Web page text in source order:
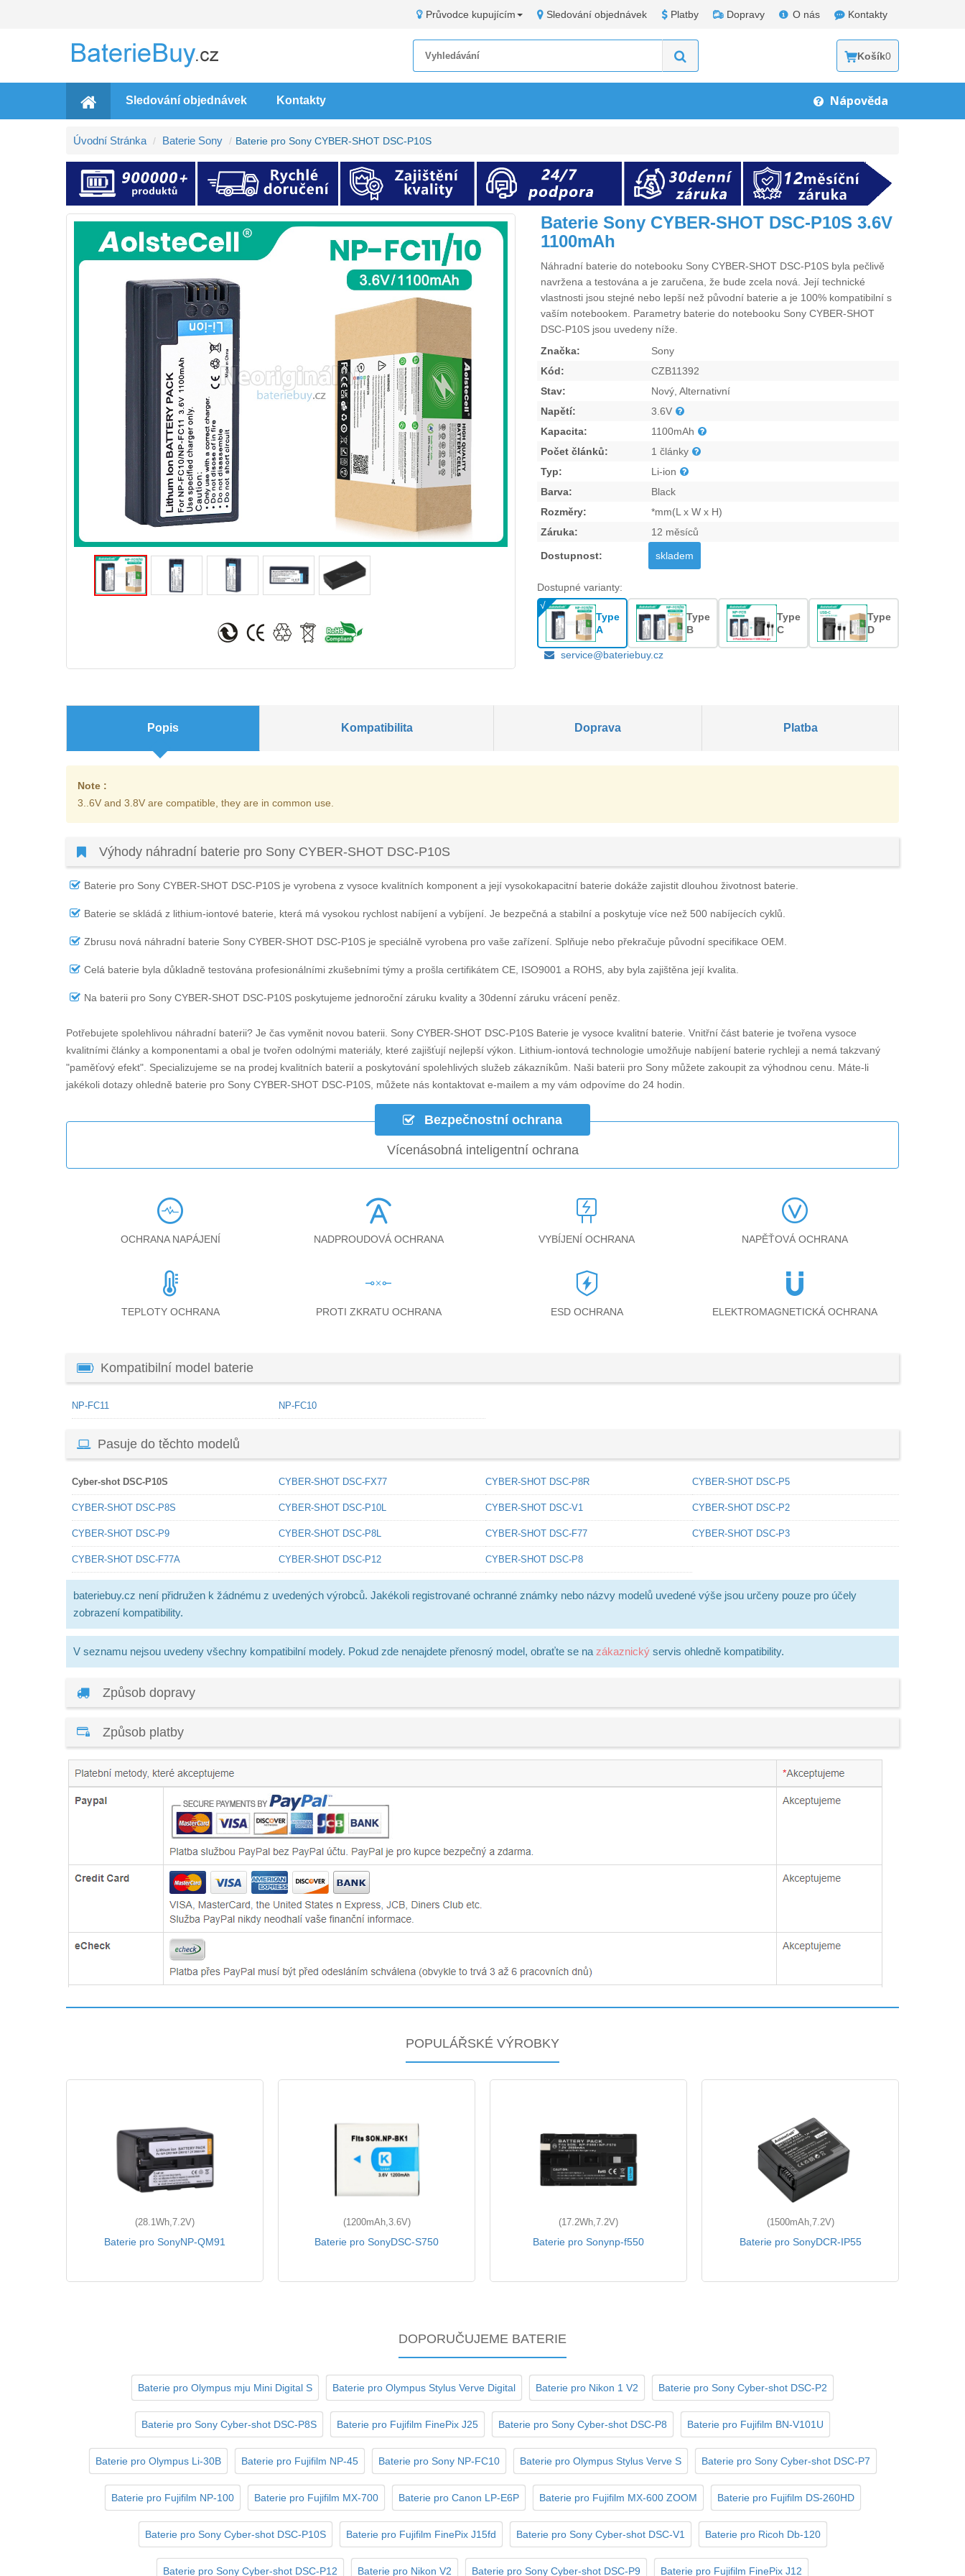
Průvodce kupujícím Sledování objednávek Platby Dopravy O nás Kontakty
Košík0
Sledování objednávek Kontakty Nápověda
Úvodní Stránka Baterie Sony Baterie pro Sony CYBER-SHOT DSC-P10S
Baterie Sony CYBER-SHOT DSC-P10S 3.6V
1100mAh
Náhradní baterie do notebooku Sony CYBER-SHOT DSC-P10S byla pečlivě
navržena a testována a je zaručena, že bude zcela nová. Její technické
vlastnosti jsou stejné nebo lepší než původní baterie a je 100% kompatibilní s
vaším notebookem. Parametry baterie do notebooku Sony CYBER-SHOT
DSC-P10S jsou uvedeny níže.
Značka:
Sony
Kód:
CZB11392
Stav:
Nový, Alternativní
Napětí:
3.6V
Kapacita:
1100mAh
Počet článků:
1 články
Typ:
Li-ion
Barva:
Black
Rozměry:
*mm(L x W x H)
Záruka:
12 měsíců
Dostupnost: skladem
Dostupné varianty:
Type
A
Type
B
Type
C
Type
D
service@bateriebuy.cz
Popis Kompatibilita Doprava Platba
Note :
3..6V and 3.8V are compatible, they are in common use.
Výhody náhradní baterie pro Sony CYBER-SHOT DSC-P10S
Baterie pro Sony CYBER-SHOT DSC-P10S je vyrobena z vysoce kvalitních komponent a její vysokokapacitní baterie dokáže zajistit dlouhou životnost baterie.
Baterie se skládá z lithium-iontové baterie, která má vysokou rychlost nabíjení a vybíjení. Je bezpečná a stabilní a poskytuje více než 500 nabíjecích cyklů.
Zbrusu nová náhradní baterie Sony CYBER-SHOT DSC-P10S je speciálně vyrobena pro vaše zařízení. Splňuje nebo překračuje původní specifikace OEM.
Celá baterie byla důkladně testována profesionálními zkušebními týmy a prošla certifikátem CE, ISO9001 a ROHS, aby byla zajištěna její kvalita.
Na baterii pro Sony CYBER-SHOT DSC-P10S poskytujeme jednoroční záruku kvality a 30denní záruku vrácení peněz.
Potřebujete spolehlivou náhradní baterii? Je čas vyměnit novou baterii. Sony CYBER-SHOT DSC-P10S Baterie je vysoce kvalitní baterie. Vnitřní část baterie je tvořena vysoce
kvalitními články a komponentami a obal je tvořen odolnými materiály, které zajišťují nejlepší výkon. Lithium-iontová technologie umožňuje nabíjení baterie rychleji a nemá takzvaný
"paměťový efekt". Specializujeme se na prodej kvalitních baterií a poskytování spolehlivých služeb zákazníkům. Naši baterii pro Sony můžete zakoupit za výhodnou cenu. Máte-li
jakékoli dotazy ohledně baterie pro Sony CYBER-SHOT DSC-P10S , můžete nás kontaktovat e-mailem a my vám odpovíme do 24 hodin.
Bezpečnostní ochrana
Vícenásobná inteligentní ochrana
OCHRANA NAPÁJENÍ NADPROUDOVÁ OCHRANA VYBÍJENÍ OCHRANA NAPĚŤOVÁ OCHRANA
TEPLOTY OCHRANA PROTI ZKRATU OCHRANA ESD OCHRANA ELEKTROMAGNETICKÁ OCHRANA
Kompatibilní model baterie
NP-FC11 NP-FC10
Pasuje do těchto modelů
Cyber-shot DSC-P10S CYBER-SHOT DSC-FX77 CYBER-SHOT DSC-P8R CYBER-SHOT DSC-P5
CYBER-SHOT DSC-P8S CYBER-SHOT DSC-P10L CYBER-SHOT DSC-V1 CYBER-SHOT DSC-P2
CYBER-SHOT DSC-P9 CYBER-SHOT DSC-P8L CYBER-SHOT DSC-F77 CYBER-SHOT DSC-P3
CYBER-SHOT DSC-F77A CYBER-SHOT DSC-P12 CYBER-SHOT DSC-P8
bateriebuy.cz není přidružen k žádnému z uvedených výrobců. Jakékoli registrované ochranné známky nebo názvy modelů uvedené výše jsou určeny pouze pro účely
zobrazení kompatibility.
V seznamu nejsou uvedeny všechny kompatibilní modely. Pokud zde nenajdete přenosný model, obraťte se na zákaznický servis ohledně kompatibility.
Způsob dopravy
Způsob platby
POPULÁŘSKÉ VÝROBKY
(28.1Wh,7.2V)
Baterie pro SonyNP-QM91
(1200mAh,3.6V)
Baterie pro SonyDSC-S750
(17.2Wh,7.2V)
Baterie pro Sonynp-f550
(1500mAh,7.2V)
Baterie pro SonyDCR-IP55
DOPORUČUJEME BATERIE
Baterie pro Olympus mju Mini Digital S Baterie pro Olympus Stylus Verve Digital Baterie pro Nikon 1 V2 Baterie pro Sony Cyber-shot DSC-P2
Baterie pro Sony Cyber-shot DSC-P8S Baterie pro Fujifilm FinePix J25 Baterie pro Sony Cyber-shot DSC-P8 Baterie pro Fujifilm BN-V101U
Baterie pro Olympus Li-30B Baterie pro Fujifilm NP-45 Baterie pro Sony NP-FC10 Baterie pro Olympus Stylus Verve S Baterie pro Sony Cyber-shot DSC-P7
Baterie pro Fujifilm NP-100 Baterie pro Fujifilm MX-700 Baterie pro Canon LP-E6P Baterie pro Fujifilm MX-600 ZOOM Baterie pro Fujifilm DS-260HD
Baterie pro Sony Cyber-shot DSC-P10S Baterie pro Fujifilm FinePix J15fd Baterie pro Sony Cyber-shot DSC-V1 Baterie pro Ricoh Db-120
Baterie pro Sony Cyber-shot DSC-P12 Baterie pro Nikon V2 Baterie pro Sony Cyber-shot DSC-P9 Baterie pro Fujifilm FinePix J12